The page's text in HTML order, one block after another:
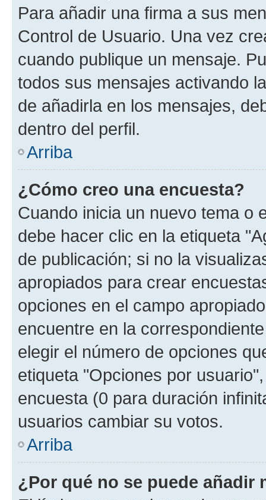
Para añadir una firma a sus
Control de Usuario. Una vez
cuando publique un mensaje.
todos sus mensajes activando
de añadirla en los mensajes,
dentro del perfil.
Arriba
¿Cómo creo una encuesta?
Cuando inicia un nuevo tema o
debe hacer clic en la etiqueta
de publicación; si no la
apropiados para crear
opciones en el campo
encuentre en la
elegir el número de opciones
etiqueta "Opciones por
encuesta (0 para duración
usuarios cambiar su votos.
Arriba
¿Por qué no se puede añadir